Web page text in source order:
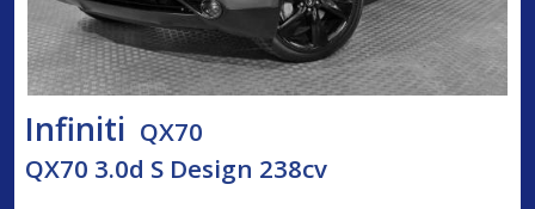
Infiniti QX70
QX70 3.0d S Design 238cv